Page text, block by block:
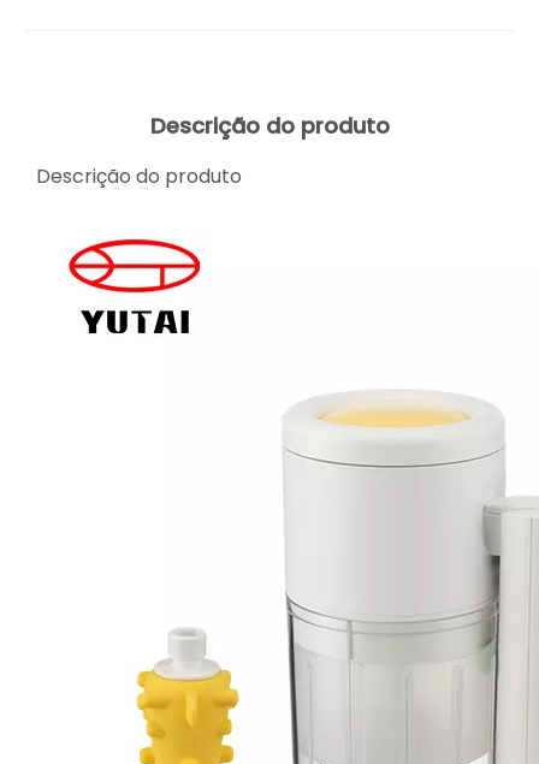
Descrição do produto
Descrição do produto